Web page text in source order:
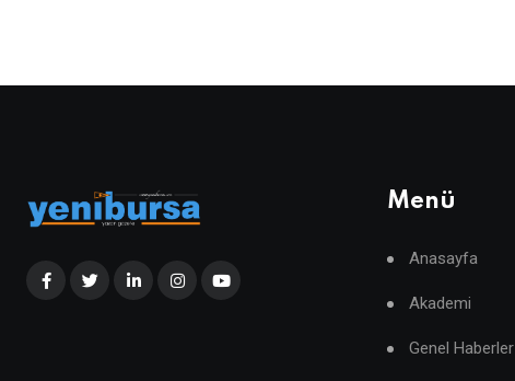
Menü
Anasayfa
Akademi
Genel Haberler